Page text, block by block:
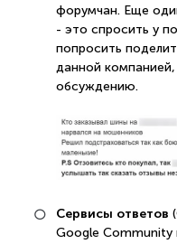
форумчан. Еще
- это спросить у
попросить
данной компанией,
обсуждению.
Сервисы ответов
Google Community